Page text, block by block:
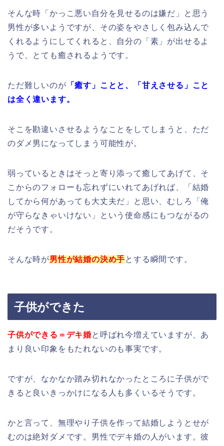
そんな時「かっこ悪い自分を見せるのは嫌だ」と思う
男性が多いようですが、その姿をやさしく包み込んで
くれるようにしてくれると、自分の「素」が出せるよ
うで、とても癒されるようです。
ただ難しいのが 「癒す」ことと、
「甘えさせる」こと
は全く違います。
そこを勘違いさせるようなことをしてしまうと、ただ
のダメ男になってしまう可能性が。
弱っているときはそっと寄り添って癒してあげて、そ
こからのフォローも忘れずにいれてあげれば、「結婚
してから何があっても大丈夫だ」と思い、むしろ「俺
が守らなきゃいけない」という使命感にもつながるの
だそうです。
そんな時が男性が結婚の決め手とする瞬間です。
子供ができた
子供ができる＝デキ婚と呼ばれ今増えていますが、あ
まり良い印象をもたれないのも事実です。
ですが、なかなか踏み切れなかったところに子供がで
きると良いきっかけになる人も多くいるそうです。
かと言って、無理やり子供を作って結婚しようとせが
むのは絶対ダメです。男性でデキ婚の人がいます。彼